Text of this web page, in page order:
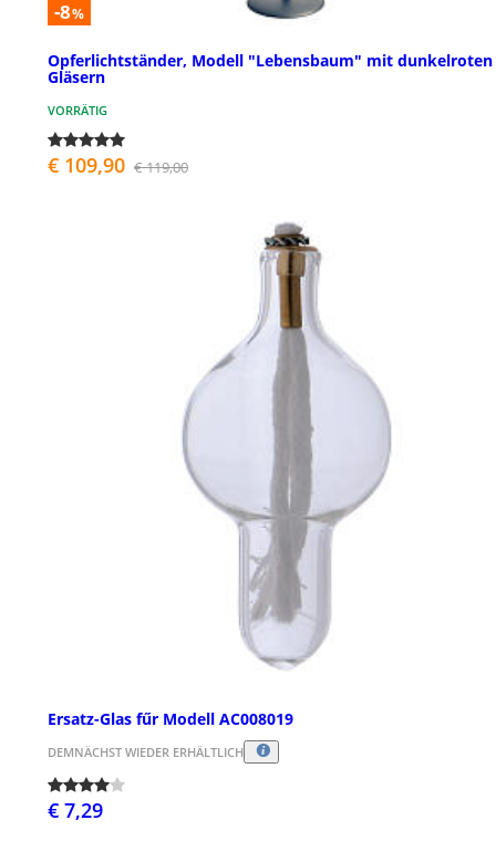
-8%
Opferlichtständer, Modell "Lebensbaum" mit dunkelroten
Gläsern
VORRÄTIG
€ 109,90 € 119,00
Ersatz-Glas fűr Modell AC008019
DEMNÄCHST WIEDER ERHÄLTLICH
€ 7,29